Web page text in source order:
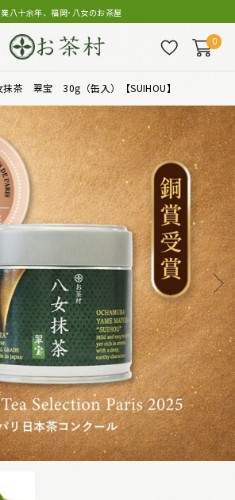
八十余年、福岡･八女のお茶屋
0
抹茶 翠宝 30g（缶入）【SUIHOU】